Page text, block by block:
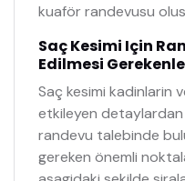
kuaför randevusu
Saç Kesimi Için
Edilmesi
Saç kesimi kadinlarin
etkileyen detaylardan
randevu talebinde
gereken önemli